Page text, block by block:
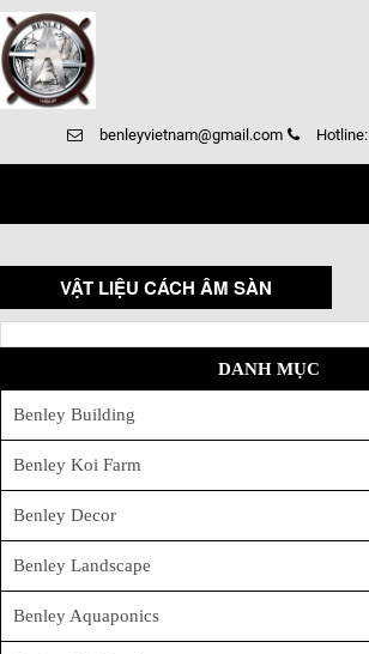
benleyvietnam@gmail.com Hotline:
VẬT LIỆU CÁCH ÂM SÀN
DANH MỤC
Benley Building
Benley Koi Farm
Benley Decor
Benley Landscape
Benley Aquaponics